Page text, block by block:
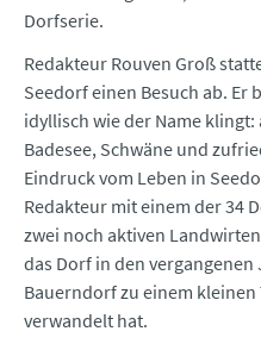
Dorfserie.
Redakteur Rouven Groß
Seedorf einen Besuch ab. Er
idyllisch wie der Name
Badesee, Schwäne und
Eindruck vom Leben in
Redakteur mit einem der 34
zwei noch aktiven
das Dorf in den
Bauerndorf zu einem
verwandelt hat.